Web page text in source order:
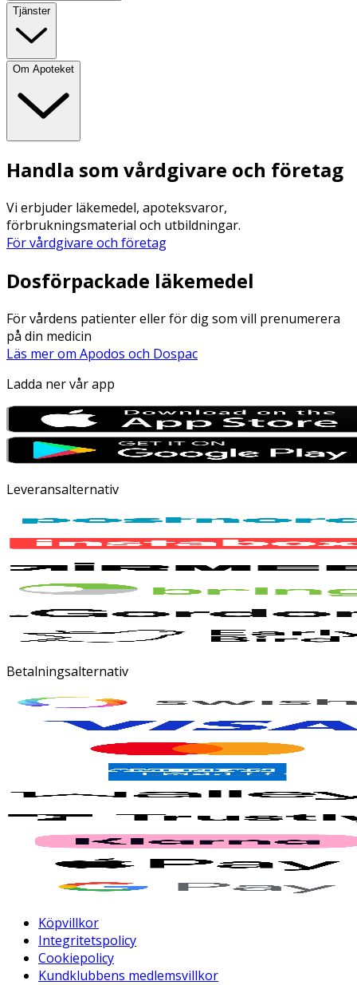
Tjänster
Om Apoteket
Handla som vårdgivare och företag
Vi erbjuder läkemedel, apoteksvaror,
förbrukningsmaterial och utbildningar.
För vårdgivare och företag
Dosförpackade läkemedel
För vårdens patienter eller för dig som vill prenumerera
på din medicin
Läs mer om Apodos och Dospac
Ladda ner vår app
Leveransalternativ
Betalningsalternativ
Köpvillkor
Integritetspolicy
Cookiepolicy
Kundklubbens medlemsvillkor